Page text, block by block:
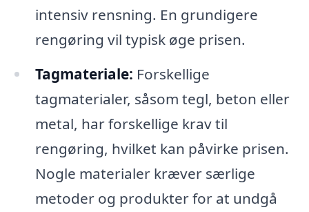
intensiv rensning. En grundigere
rengøring vil typisk øge prisen.
Tagmateriale: Forskellige
tagmaterialer, såsom tegl, beton eller
metal, har forskellige krav til
rengøring, hvilket kan påvirke prisen.
Nogle materialer kræver særlige
metoder og produkter for at undgå